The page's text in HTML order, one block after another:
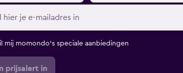
mij momondo's speciale aanbiedingen
prijsalert in